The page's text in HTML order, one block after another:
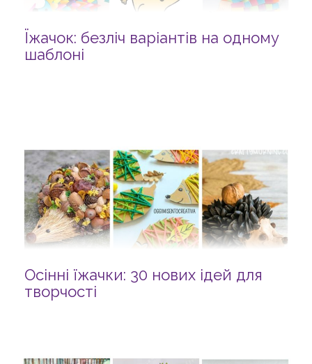
Їжачок: безліч варіантів на одному
шаблоні
Осінні їжачки: 30 нових ідей для
творчості